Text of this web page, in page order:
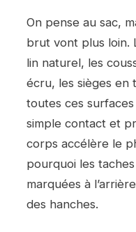
On pense au sac,
brut vont plus loin.
lin naturel, les
écru, les sièges en
toutes ces
simple contact et
corps accélère le
pourquoi les
marquées à
des hanches.